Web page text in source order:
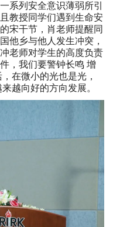
系列安全意识薄弱所引
教授同学们遇到生命安
宋干节，肖老师提醒同
他乡与他人发生冲突，
老师对学生的高度负责
，我们要警钟长鸣 增
在微小的光也是光，
越向好的方向发展。